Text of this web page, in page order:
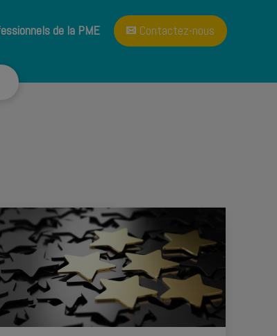
de la PME Contactez-nous
propos Blog